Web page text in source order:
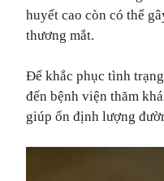
huyết cao còn có thể
thương mắt.
Để khắc phục tình
đến bệnh viện thăm
giúp ổn định lượng